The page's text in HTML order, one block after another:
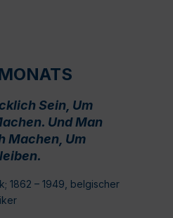
Sein, Um
Und Man
Machen, Um
1862 – 1949, belgischer